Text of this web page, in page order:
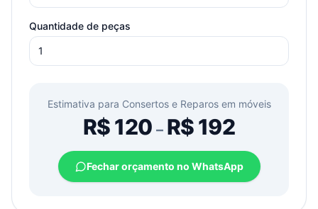
Quantidade de peças
Estimativa para Consertos e Reparos em móveis
R$120 –R$192
Fechar orçamento no WhatsApp